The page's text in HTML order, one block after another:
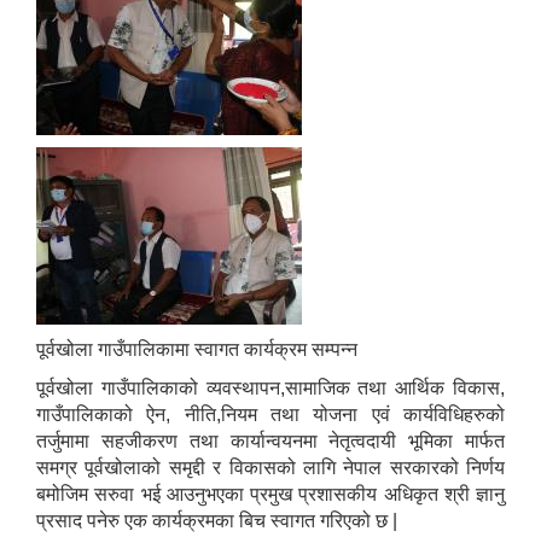
पूर्वखोला गाउँपालिकामा स्वागत कार्यक्रम सम्पन्न
पूर्वखोला गाउँपालिकाको व्यवस्थापन,सामाजिक तथा आर्थिक विकास,
गाउँपालिकाको ऐन, नीति,नियम तथा योजना एवं कार्यविधिहरुको
तर्जुमामा सहजीकरण तथा कार्यान्वयनमा नेतृत्वदायी भूमिका मार्फत
समग्र पूर्वखोलाको समृद्दी र विकासको लागि नेपाल सरकारको निर्णय
बमोजिम सरुवा भई आउनुभएका प्रमुख प्रशासकीय अधिकृत श्री ज्ञानु
प्रसाद पनेरु एक कार्यक्रमका बिच स्वागत गरिएको छ |